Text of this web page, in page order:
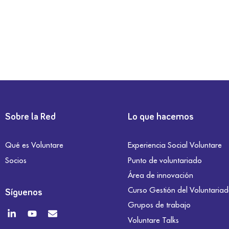
Sobre la Red
Qué es Voluntare
Socios
Síguenos
Lo que hacemos
Experiencia Social Voluntare
Punto de voluntariado
Área de innovación
Curso Gestión del
Grupos de trabajo
Voluntare Talks